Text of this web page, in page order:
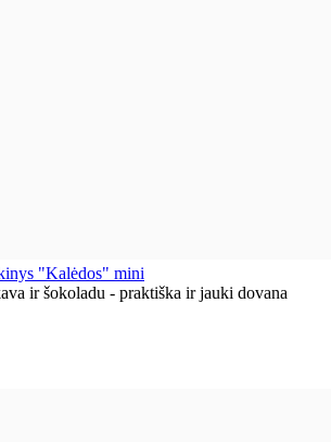
"Kalėdos" mini
ir šokoladu - praktiška ir jauki dovana